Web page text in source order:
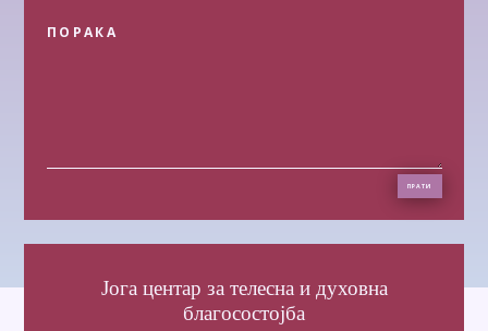
ПРАТИ
Јога центар за телесна и духовна
благосостојба